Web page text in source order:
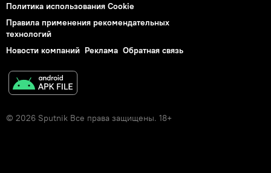
Политика использования Cookie
Правила применения рекомендательных
технологий
Новости компаний Реклама Обратная связь
© 2026 Sputnik Все права защищены. 18+